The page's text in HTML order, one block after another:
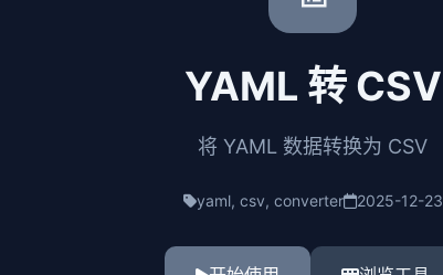
YAML 转 CSV
将 YAML 数据转换为 CSV
yaml, csv, converter 2025-12-23